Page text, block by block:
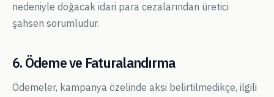
nedeniyle doğacak idari para cezalarından üretici
şahsen sorumludur.
6. Ödeme ve Faturalandırma
Ödemeler, kampanya özelinde aksi belirtilmedikçe, ilgili